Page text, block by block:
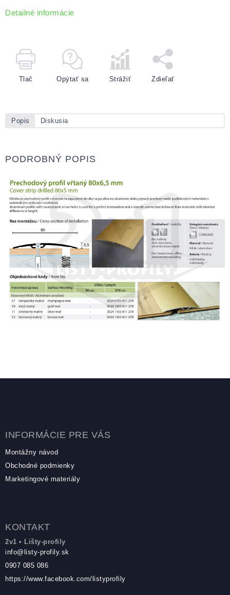
Detailné informácie
Tlač Opýtať sa Strážiť Zdieľať
Popis Diskusia
PODROBNÝ POPIS
INFORMÁCIE PRE VÁS
Montážny návod
Obchodné podmienky
Marketingové materiály
KONTAKT
2v1 • Lišty-profily
info@listy-profily.sk
0907 085 086
https://www.facebook.com/listyprofily